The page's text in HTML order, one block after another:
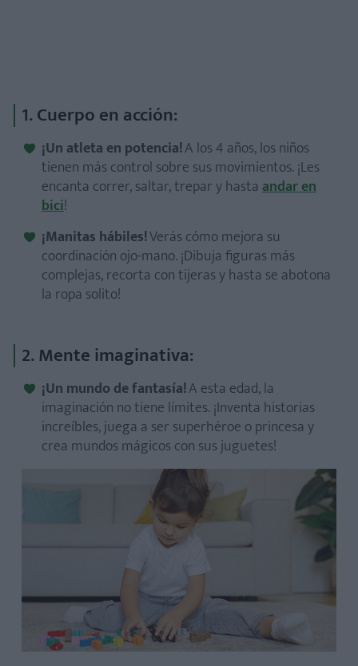
1. Cuerpo en acción:
¡Un atleta en potencia!A los 4 años, los niños
tienen más control sobre sus movimientos. ¡Les
encanta correr, saltar, trepar y hasta andar en
bici!
¡Manitas hábiles!Verás cómo mejora su
coordinación ojo-mano. ¡Dibuja figuras más
complejas, recorta con tijeras y hasta se abotona
la ropa solito!
2. Mente imaginativa:
¡Un mundo de fantasía!A esta edad, la
imaginación no tiene límites. ¡Inventa historias
increíbles, juega a ser superhéroe o princesa y
crea mundos mágicos con sus juguetes!